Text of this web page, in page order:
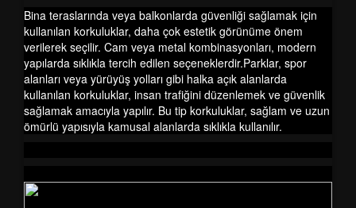
Bina teraslarında veya balkonlarda güvenliği sağlamak için
kullanılan korkuluklar, daha çok estetik görünüme önem
verilerek seçilir. Cam veya metal kombinasyonları, modern
yapılarda sıklıkla tercih edilen seçeneklerdir.Parklar, spor
alanları veya yürüyüş yolları gibi halka açık alanlarda
kullanılan korkuluklar, insan trafiğini düzenlemek ve güvenlik
sağlamak amacıyla yapılır. Bu tip korkuluklar, sağlam ve uzun
ömürlü yapısıyla kamusal alanlarda sıklıkla kullanılır.